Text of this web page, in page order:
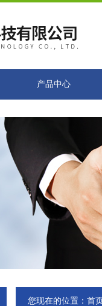
产品中心
您现在的位置： 首